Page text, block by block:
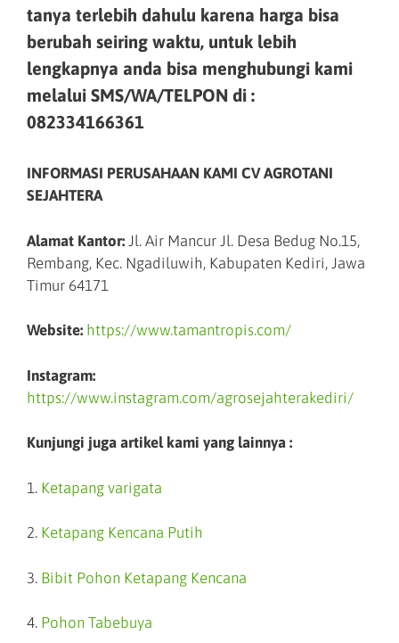
tanya terlebih dahulu karena harga bisa
berubah seiring waktu, untuk lebih
lengkapnya anda bisa menghubungi kami
melalui SMS/WA/TELPON di :
082334166361
INFORMASI PERUSAHAAN KAMI CV AGROTANI
SEJAHTERA
Alamat Kantor: Jl. Air Mancur Jl. Desa Bedug No.15,
Rembang, Kec. Ngadiluwih, Kabupaten Kediri, Jawa
Timur 64171
Website: https://www.tamantropis.com/
Instagram:
https://www.instagram.com/agrosejahterakediri/
Kunjungi juga artikel kami yang lainnya :
1. Ketapang varigata
2. Ketapang Kencana Putih
3. Bibit Pohon Ketapang Kencana
4. Pohon Tabebuya